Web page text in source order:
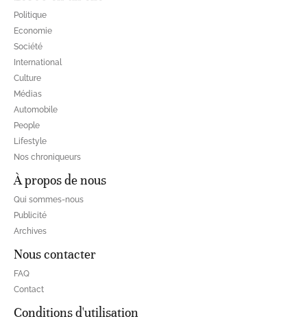
Politique
Economie
Société
International
Culture
Médias
Automobile
People
Lifestyle
Nos chroniqueurs
À propos de nous
Qui sommes-nous
Publicité
Archives
Nous contacter
FAQ
Contact
Conditions d'utilisation